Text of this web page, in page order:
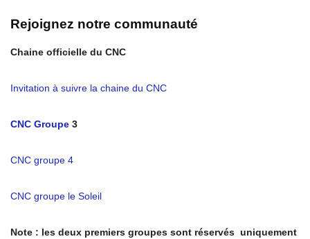
Rejoignez notre communauté
Chaine officielle du CNC
Invitation à suivre la chaine du CNC
CNC Groupe 3
CNC groupe 4
CNC groupe le Soleil
Note : les deux premiers groupes sont réservés uniquement